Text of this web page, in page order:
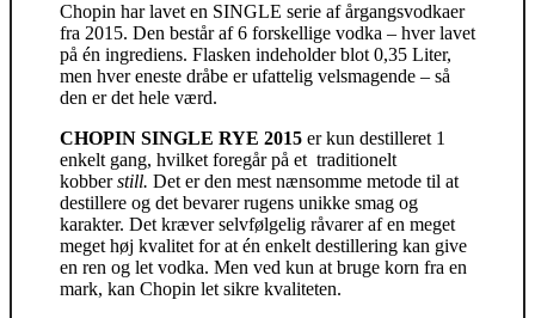
Chopin har lavet en SINGLE serie af årgangsvodkaer
fra 2015. Den består af 6 forskellige vodka – hver lavet
på én ingrediens. Flasken indeholder blot 0,35 Liter,
men hver eneste dråbe er ufattelig velsmagende – så
den er det hele værd.
CHOPIN SINGLE RYE 2015 er kun destilleret 1
enkelt gang, hvilket foregår på et traditionelt
kobberstill. Det er den mest nænsomme metode til at
destillere og det bevarer rugens unikke smag og
karakter. Det kræver selvfølgelig råvarer af en meget
meget høj kvalitet for at én enkelt destillering kan give
en ren og let vodka. Men ved kun at bruge korn fra en
mark, kan Chopin let sikre kvaliteten.